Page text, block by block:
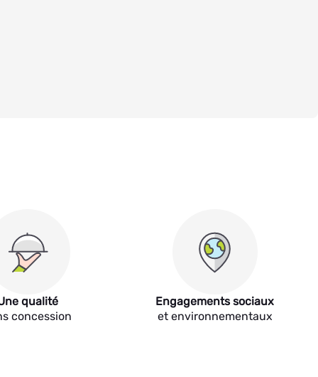
qualité
concession
Engagements sociaux
et environnementaux